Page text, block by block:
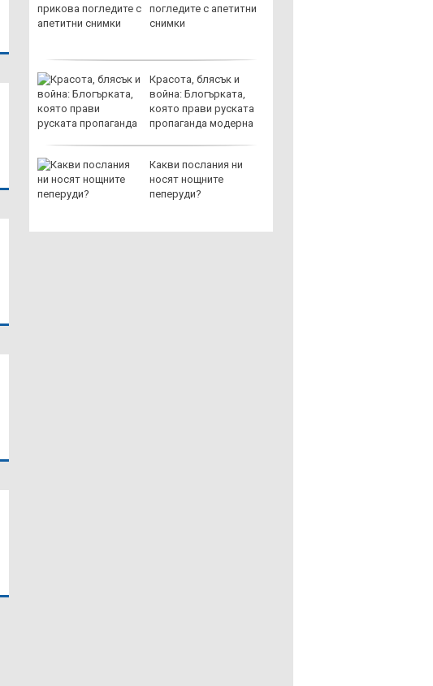
погледите с апетитни
снимки
Красота, блясък и
война: Блогърката,
която прави руската
пропаганда модерна
Какви послания ни
носят нощните
пеперуди?